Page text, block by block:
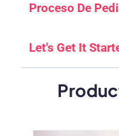
Proceso De
Let's Get It